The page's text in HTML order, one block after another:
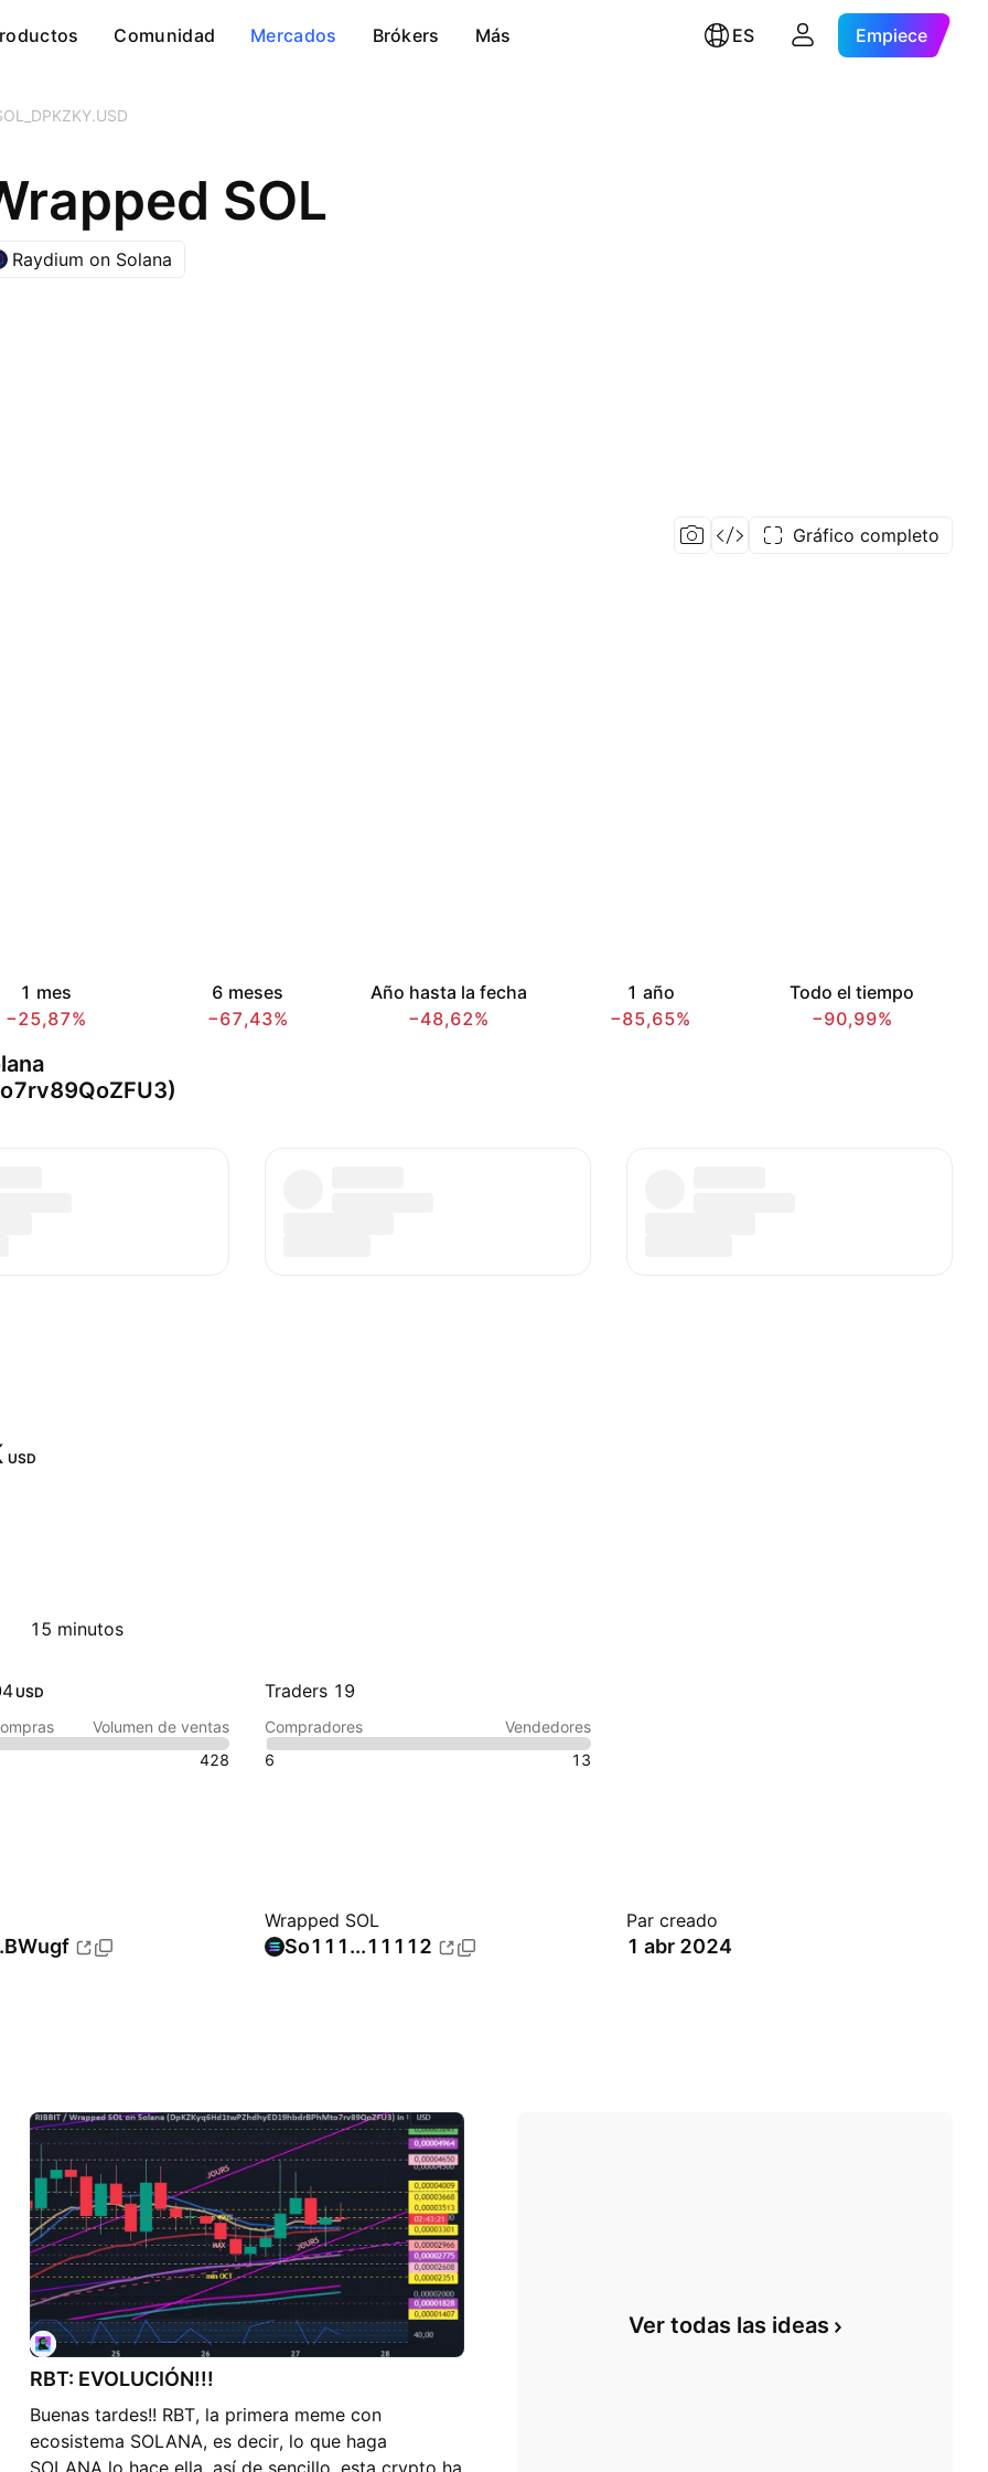
Comunidad Mercados Brókers Más ES Empiece
SOL
Raydium on Solana
Gráfico completo
1 mes
−25,87%
6 meses
−67,43%
Año hasta la fecha
−48,62%
1 año
−85,65%
Todo el tiempo
−90,99%
USD
15 minutos
USD
Volumen de ventas
428
Traders 19
Compradores
Vendedores
6
13
Wrapped SOL
So111...11112
Par creado
1 abr 2024
RBT: EVOLUCIÓN!!!
Buenas tardes!! RBT, la primera meme con
ecosistema SOLANA, es decir, lo que haga
SOLANA lo hace ella, así de sencillo, esta crypto ha
Ver todas las ideas